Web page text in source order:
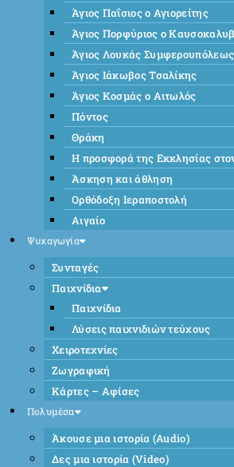
Άγιος Παΐσιος ο Αγιορείτης
Άγιος Πορφύριος ο
Άγιος Λουκάς Συμφερουπόλεως
Άγιος Ιάκωβος Τσαλίκης
Άγιος Κοσμάς ο Αιτωλός
Πόντος
Θράκη
Η προσφορά της Εκκλησίας
Άσκηση και άθληση
Ορθόδοξη Ιεραποστολή
Αιγαίο
Ψυχαγωγία
Συνταγές
Παιχνίδια
Παιχνίδια
Λύσεις παιχνιδιών τεύχους
Χειροτεχνίες
Ζωγραφική
Κάρτες – Αφίσες
Πολυμέσα
Άκουσε μια ιστορία (Audio)
Δες μια ιστορία (Video)